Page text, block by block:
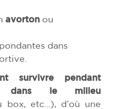
avorton ou
dans
survivre pendant
dans le milieu
etc…), d’où une